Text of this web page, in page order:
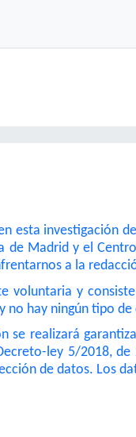
esta investigación
de Madrid y el
a la
voluntaria y
no hay ningún tipo
se realizará
ley 5/2018,
de datos. Los